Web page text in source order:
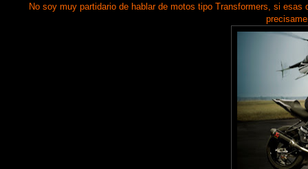
No soy muy partidario de hablar de motos tipo Transformers , si esas